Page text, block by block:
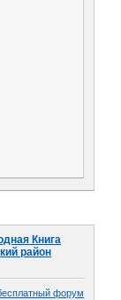
Книга
район
форум